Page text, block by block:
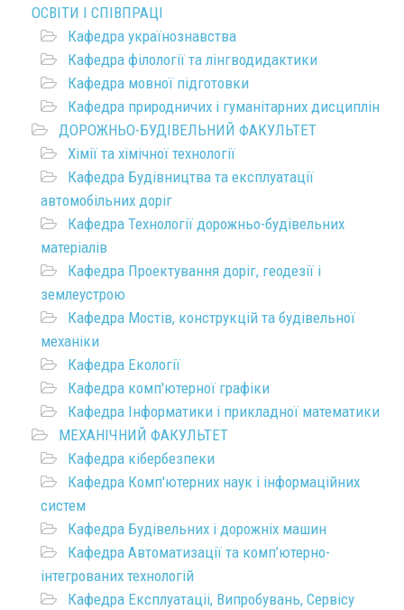
ОСВІТИ І СПІВПРАЦІ
Кафедра українознавства
Кафедра філології та лінгводидактики
Кафедра мовної підготовки
Кафедра природничих і гуманітарних дисциплін
ДОРОЖНЬО-БУДІВЕЛЬНИЙ ФАКУЛЬТЕТ
Хімії та хімічної технології
Кафедра Будівництва та експлуатації
автомобільних доріг
Кафедра Технології дорожньо-будівельних
матеріалів
Кафедра Проектування доріг, геодезії і
землеустрою
Кафедра Мостів, конструкцій та будівельної
механіки
Кафедра Екології
Кафедра комп'ютерної графіки
Кафедра Інформатики і прикладної математики
МЕХАНІЧНИЙ ФАКУЛЬТЕТ
Кафедра кібербезпеки
Кафедра Комп'ютерних наук і інформаційних
систем
Кафедра Будівельних і дорожніх машин
Кафедра Автоматизації та комп’ютерно-
інтегрованих технологій
Кафедра Експлуатаціі, Випробувань, Сервісу